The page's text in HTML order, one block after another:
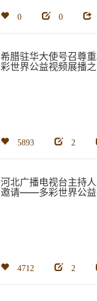
0 0
希腊驻华大使号召尊
彩世界公益视频展播
5893 2
河北广播电视台主持
邀请——多彩世界公益
4712 2